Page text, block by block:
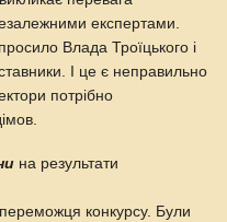
експертами.
Влада Троїцького і
І це є неправильно
потрібно
на результати
конкурсу. Були